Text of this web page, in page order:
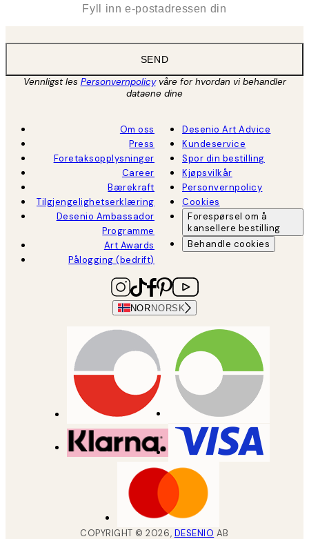
SEND
Vennligst les Personvernpolicyvåre for hvordan vi behandler
dataene dine
Om oss
Press
Foretaksopplysninger
Career
Bærekraft
Tilgjengelighetserklæring
Desenio Ambassador
Programme
Art Awards
Pålogging (bedrift)
Desenio Art Advice
Kundeservice
Spor din bestilling
Kjøpsvilkår
Personvernpolicy
Cookies
Forespørsel om å
kansellere bestilling
Behandle cookies
NORNORSK
COPYRIGHT ©2026, DESENIO AB